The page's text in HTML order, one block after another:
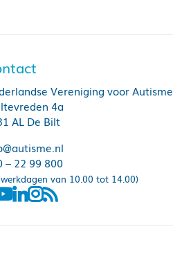
Vereniging voor Autisme
4a
AL De Bilt
– 22 99 800
van 10.00 tot 14.00)